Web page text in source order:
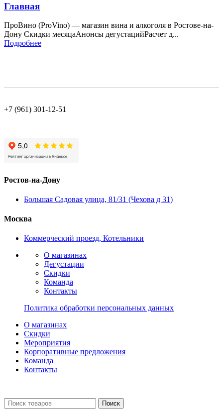
Главная
ПроВино (ProVino) — магазин вина и алкоголя в Ростове-на-
Дону Скидки месяцаАнонсы дегустацийРасчет д...
Подробнее
+7 (961) 301-12-51
Ростов-на-Дону
Большая Садовая улица, 81/31 (Чехова д 31)
Москва
Коммерческий проезд, Котельники
О магазинах
Дегустации
Скидки
Команда
Контакты
Политика обработки персональных данных
О магазинах
Скидки
Мероприятия
Корпоративные предложения
Команда
Контакты
Поиск